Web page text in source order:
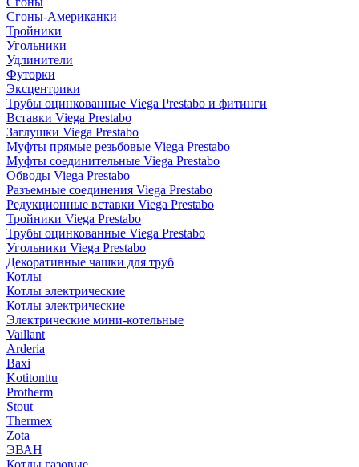
Сгоны-Американки
Тройники
Угольники
Удлинители
Футорки
Эксцентрики
Трубы оцинкованные Viega Prestabo и фитинги
Вставки Viega Prestabo
Заглушки Viega Prestabo
Муфты прямые резьбовые Viega Prestabo
Муфты соединительные Viega Prestabo
Обводы Viega Prestabo
Разъемные соединения Viega Prestabo
Редукционные вставки Viega Prestabo
Тройники Viega Prestabo
Трубы оцинкованные Viega Prestabo
Угольники Viega Prestabo
Декоративные чашки для труб
Котлы
Котлы электрические
Котлы электрические
Электрические мини-котельные
Vaillant
Arderia
Baxi
Kotitonttu
Protherm
Stout
Thermex
Zota
ЭВАН
Котлы газовые